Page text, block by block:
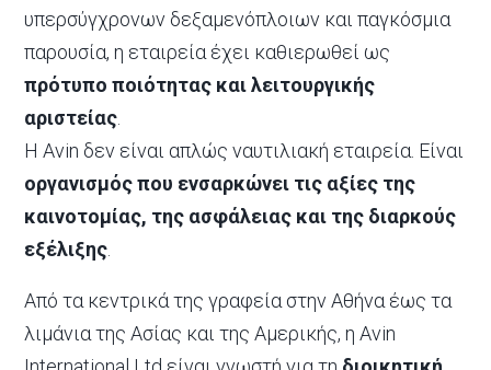
υπερσύγχρονων δεξαμενόπλοιων και παγκόσμια
παρουσία, η εταιρεία έχει καθιερωθεί ως
πρότυπο ποιότητας και λειτουργικής
αριστείας.
Η Avin δεν είναι απλώς ναυτιλιακή εταιρεία. Είναι
οργανισμός που ενσαρκώνει τις αξίες της
καινοτομίας, της ασφάλειας και της διαρκούς
εξέλιξης.
Από τα κεντρικά της γραφεία στην Αθήνα έως τα
λιμάνια της Ασίας και της Αμερικής, η Avin